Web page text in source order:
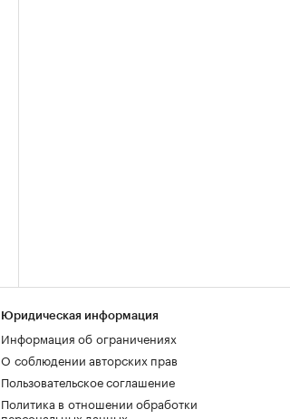
Юридическая информация
Информация об ограничениях
О соблюдении авторских прав
Пользовательское соглашение
Политика в отношении обработки